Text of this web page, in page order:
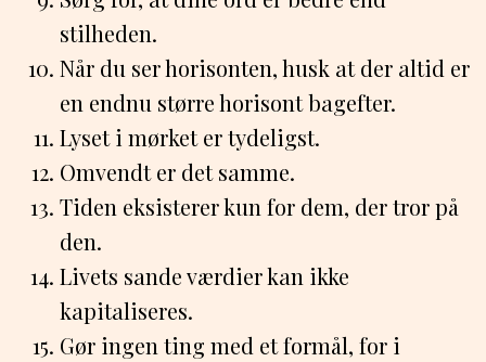
stilheden.
Når du ser horisonten, husk at der altid er
en endnu større horisont bagefter.
Lyset i mørket er tydeligst.
Omvendt er det samme.
Tiden eksisterer kun for dem, der tror på
den.
Livets sande værdier kan ikke
kapitaliseres.
Gør ingen ting med et formål, for i